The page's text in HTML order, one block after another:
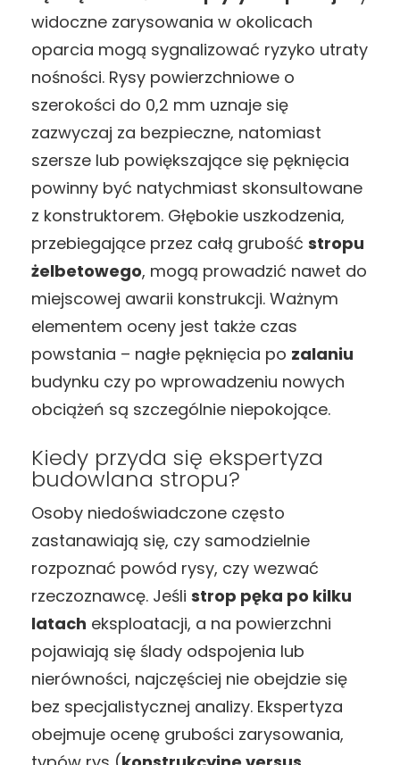
widoczne zarysowania w okolicach
oparcia mogą sygnalizować ryzyko utraty
nośności. Rysy powierzchniowe o
szerokości do 0,2 mm uznaje się
zazwyczaj za bezpieczne, natomiast
szersze lub powiększające się pęknięcia
powinny być natychmiast skonsultowane
z konstruktorem. Głębokie uszkodzenia,
przebiegające przez całą grubość stropu
żelbetowego, mogą prowadzić nawet do
miejscowej awarii konstrukcji. Ważnym
elementem oceny jest także czas
powstania – nagłe pęknięcia po zalaniu
budynku czy po wprowadzeniu nowych
obciążeń są szczególnie niepokojące.
Kiedy przyda się ekspertyza
budowlana stropu?
Osoby niedoświadczone często
zastanawiają się, czy samodzielnie
rozpoznać powód rysy, czy wezwać
rzeczoznawcę. Jeśli strop pęka po kilku
latach eksploatacji, a na powierzchni
pojawiają się ślady odspojenia lub
nierówności, najczęściej nie obejdzie się
bez specjalistycznej analizy. Ekspertyza
obejmuje ocenę grubości zarysowania,